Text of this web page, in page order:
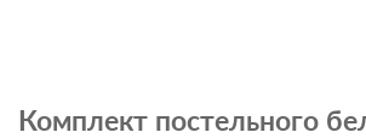
Комплект постельного